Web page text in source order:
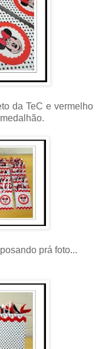
da TeC e vermelho
prá foto...